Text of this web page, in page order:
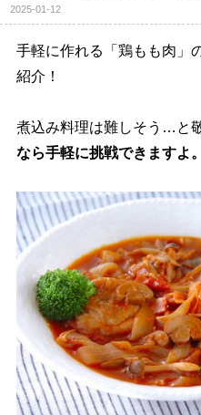
2025-01-12
手軽に作れる「鶏もも肉」
紹介！
煮込み料理は難しそう…と
なら手軽に挑戦できますよ。